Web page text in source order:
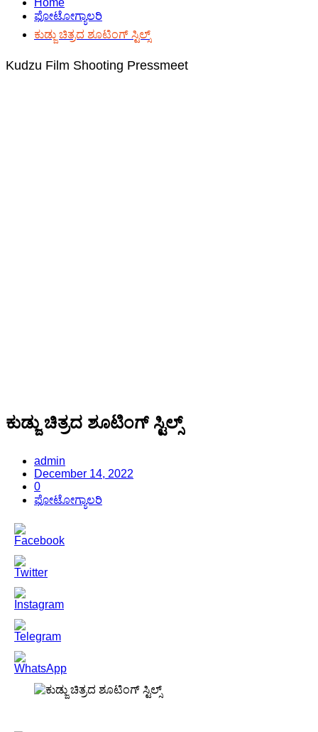
Home
ಫೋಟೋಗ್ಯಾಲರಿ
ಕುಡ್ಜು ಚಿತ್ರದ ಶೂಟಿಂಗ್ ಸ್ಟಿಲ್ಸ್
Kudzu Film Shooting Pressmeet
ಕುಡ್ಜು ಚಿತ್ರದ ಶೂಟಿಂಗ್ ಸ್ಟಿಲ್ಸ್
admin
December 14, 2022
0
ಫೋಟೋಗ್ಯಾಲರಿ